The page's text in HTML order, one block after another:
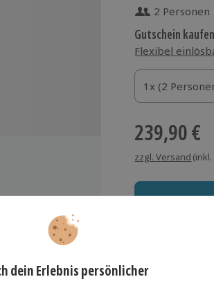
2 Personen
Gutschein kaufen
Flexibel
1x (2 Personen)
1x (2
1x (2
239,90 €
zzgl. Versand (inkl.
Immer das
Große